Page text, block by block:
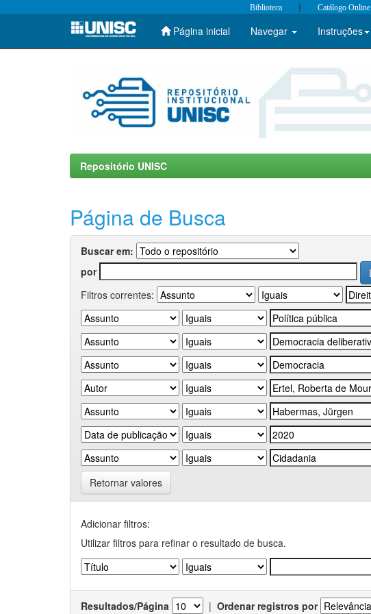
Skip
Biblioteca | Catálogo Online
Página inicial Navegar Instruções
Repositório UNISC
Página de Busca
Buscar em:
por
Filtros correntes:
Retornar valores
Adicionar filtros:
Utilizar filtros para refinar o resultado de busca.
Resultados/Página | Ordenar registros por